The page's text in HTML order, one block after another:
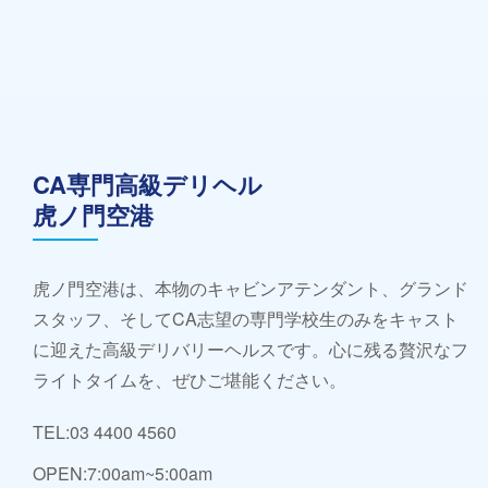
CA専門高級デリヘル
虎ノ門空港
虎ノ門空港は、本物のキャビンアテンダント、グランド
スタッフ、そしてCA志望の専門学校生のみをキャスト
に迎えた高級デリバリーヘルスです。心に残る贅沢なフ
ライトタイムを、ぜひご堪能ください。
TEL:03 4400 4560
OPEN:7:00am~5:00am